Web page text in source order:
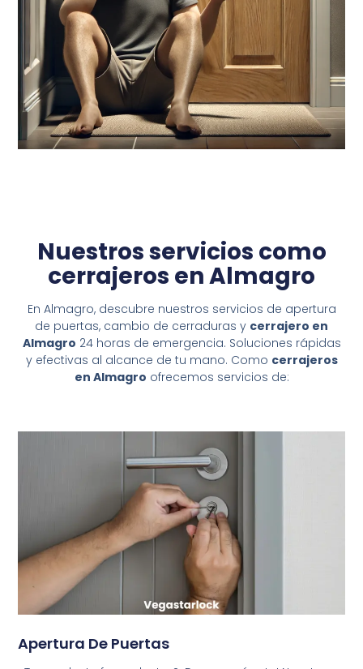
Nuestros servicios como
cerrajeros en Almagro
En Almagro, descubre nuestros servicios de apertura
de puertas, cambio de cerraduras y cerrajero en
Almagro 24 horas de emergencia. Soluciones rápidas
y efectivas al alcance de tu mano. Como cerrajeros
en Almagro ofrecemos servicios de:
Apertura De Puertas